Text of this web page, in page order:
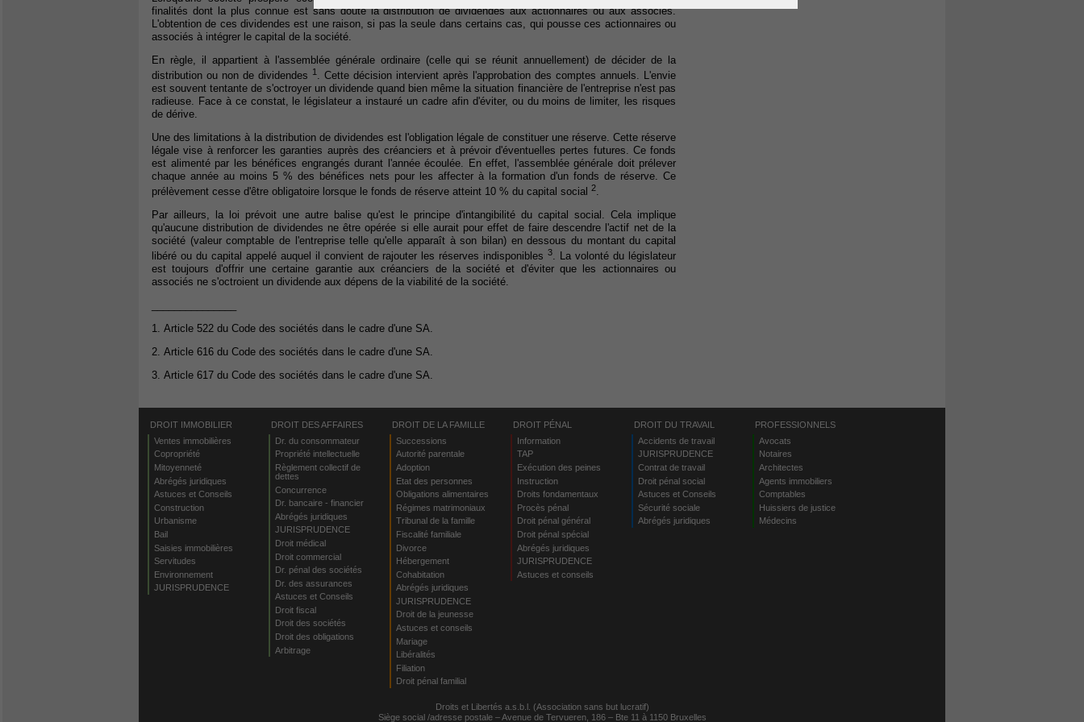
finalités dont la plus connue est sans doute la distribution de dividendes aux actionnaires ou aux associés.
L'obtention de ces dividendes est une raison, si pas la seule dans certains cas, qui pousse ces actionnaires ou
associés à intégrer le capital de la société.
En règle, il appartient à l'assemblée générale ordinaire (celle qui se réunit annuellement) de décider de la
distribution ou non de dividendes 1 . Cette décision intervient après l'approbation des comptes annuels. L'envie
est souvent tentante de s'octroyer un dividende quand bien même la situation financière de l'entreprise n'est pas
radieuse. Face à ce constat, le législateur a instauré un cadre afin d'éviter, ou du moins de limiter, les risques
de dérive.
Une des limitations à la distribution de dividendes est l'obligation légale de constituer une réserve. Cette réserve
légale vise à renforcer les garanties auprès des créanciers et à prévoir d'éventuelles pertes futures. Ce fonds
est alimenté par les bénéfices engrangés durant l'année écoulée. En effet, l'assemblée générale doit prélever
chaque année au moins 5 % des bénéfices nets pour les affecter à la formation d'un fonds de réserve. Ce
prélèvement cesse d'être obligatoire lorsque le fonds de réserve atteint 10 % du capital social 2.
Par ailleurs, la loi prévoit une autre balise qu'est le principe d'intangibilité du capital social. Cela implique
qu'aucune distribution de dividendes ne être opérée si elle aurait pour effet de faire descendre l'actif net de la
société (valeur comptable de l'entreprise telle qu'elle apparaît à son bilan) en dessous du montant du capital
libéré ou du capital appelé auquel il convient de rajouter les réserves indisponibles3. La volonté du législateur
est toujours d'offrir une certaine garantie aux créanciers de la société et d'éviter que les actionnaires ou
associés ne s'octroient un dividende aux dépens de la viabilité de la société.
1. Article 522 du Code des sociétés dans le cadre d'une SA.
2. Article 616 du Code des sociétés dans le cadre d'une SA.
3. Article 617 du Code des sociétés dans le cadre d'une SA.
DROIT IMMOBILIER
Ventes immobilières
Copropriété
Mitoyenneté
Abrégés juridiques
Astuces et Conseils
Construction
Urbanisme
Bail
Saisies immobilières
Servitudes
Environnement
JURISPRUDENCE
DROIT DES AFFAIRES
Dr. du consommateur
Propriété intellectuelle
Règlement collectif de
dettes
Concurrence
Dr. bancaire - financier
Abrégés juridiques
JURISPRUDENCE
Droit médical
Droit commercial
Dr. pénal des sociétés
Dr. des assurances
Astuces et Conseils
Droit fiscal
Droit des sociétés
Droit des obligations
Arbitrage
DROIT DE LA FAMILLE
Successions
Autorité parentale
Adoption
Etat des personnes
Obligations alimentaires
Régimes matrimoniaux
Tribunal de la famille
Fiscalité familiale
Divorce
Hébergement
Cohabitation
Abrégés juridiques
JURISPRUDENCE
Droit de la jeunesse
Astuces et conseils
Mariage
Libéralités
Filiation
Droit pénal familial
DROIT PÉNAL
Information
TAP
Exécution des peines
Instruction
Droits fondamentaux
Procès pénal
Droit pénal général
Droit pénal spécial
Abrégés juridiques
JURISPRUDENCE
Astuces et conseils
DROIT DU TRAVAIL
Accidents de travail
JURISPRUDENCE
Contrat de travail
Droit pénal social
Astuces et Conseils
Sécurité sociale
Abrégés juridiques
PROFESSIONNELS
Avocats
Notaires
Architectes
Agents immobiliers
Comptables
Huissiers de justice
Médecins
Droits et Libertés a.s.b.l. (Association sans but lucratif)
Siège social /adresse postale – Avenue de Tervueren, 186 – Bte 11 à 1150 Bruxelles